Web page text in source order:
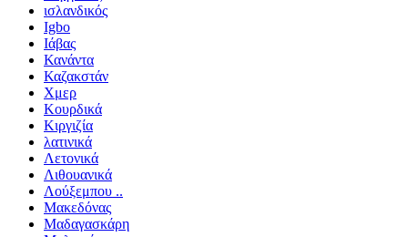
ισλανδικός
Igbo
Ιάβας
Κανάντα
Καζακστάν
Χμερ
Κουρδικά
Κιργιζία
λατινικά
Λετονικά
Λιθουανικά
Λούξεμπου ..
Μακεδόνας
Μαδαγασκάρη